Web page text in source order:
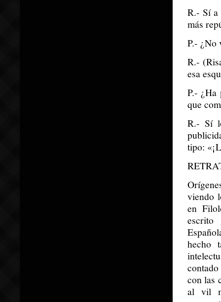
R.- Sí a
más
P.- ¿No
R.-
esa
P.- ¿Ha
que
R.- Sí
tipo:
viendo
en
escrito
hecho
con las
al vil